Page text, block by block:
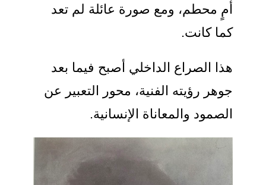
أمٍ محطم، ومع صورة عائلة لم تعد
كما كانت.
هذا الصراع الداخلي أصبح فيما بعد
جوهر رؤيته الفنية، محور التعبير عن
الصمود والمعاناة الإنسانية.